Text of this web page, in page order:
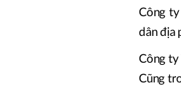
Công
dân địa
Công ty
Cũng